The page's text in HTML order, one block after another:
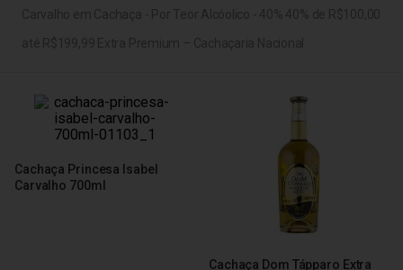
Cachaça Princesa Isabel
Carvalho 700ml
Cachaça Dom Tápparo Extra